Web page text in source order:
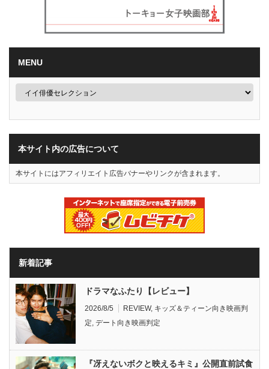
MENU
本サイト内の広告について
本サイトにはアフィリエイト広告バナーやリンクが含まれます。
新着記事
ドラマなふたり【レビュー】
2026/8/5 REVIEW, キッズ＆ティーン向き映画判
定, デート向き映画判定
『冴えないボクと映えるキミ』公開直前試食